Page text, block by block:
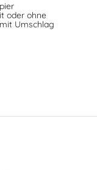
oder ohne
Umschlag